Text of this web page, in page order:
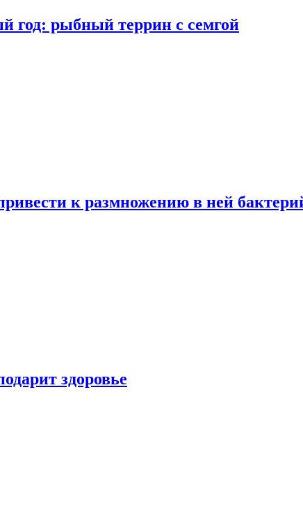
год: рыбный террин с семгой
к размножению в ней
здоровье